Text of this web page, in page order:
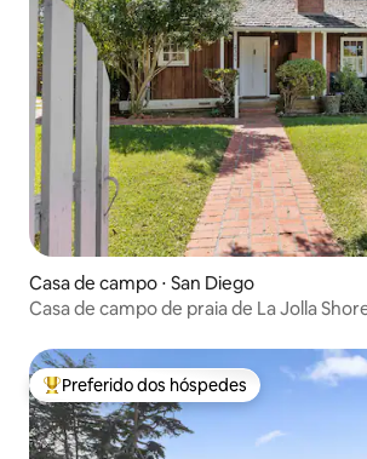
Casa de campo ⋅ San Diego
Casa de campo de praia de La Jolla
Entre os melhores preferidos dos
Preferido dos hóspedes